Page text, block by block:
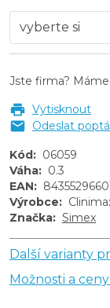
Jste firma?
Vytisknout
Odeslat
Kód: 06059
Váha: 0.3
EAN:
Výrobce:
Značka: Simex
Další varianty
Možnosti a